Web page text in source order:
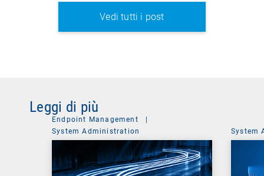
Vedi tutti i post
Leggi di più
Endpoint Management
System Administration
System